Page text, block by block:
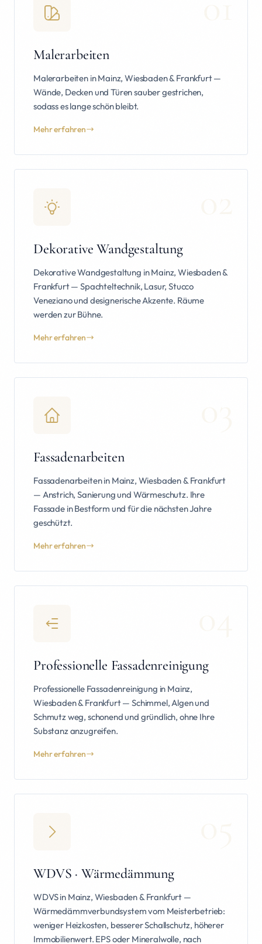
Malerarbeiten
Malerarbeiten in Mainz, Wiesbaden & Frankfurt —
Wände, Decken und Türen sauber gestrichen,
sodass es lange schön bleibt.
Mehr erfahren
Dekorative Wandgestaltung
Dekorative Wandgestaltung in Mainz, Wiesbaden &
Frankfurt — Spachteltechnik, Lasur, Stucco
Veneziano und designerische Akzente. Räume
werden zur Bühne.
Mehr erfahren
Fassadenarbeiten
Fassadenarbeiten in Mainz, Wiesbaden & Frankfurt
— Anstrich, Sanierung und Wärmeschutz. Ihre
Fassade in Bestform und für die nächsten Jahre
geschützt.
Mehr erfahren
Professionelle Fassadenreinigung
Professionelle Fassadenreinigung in Mainz,
Wiesbaden & Frankfurt — Schimmel, Algen und
Schmutz weg, schonend und gründlich, ohne Ihre
Substanz anzugreifen.
Mehr erfahren
WDVS · Wärmedämmung
WDVS in Mainz, Wiesbaden & Frankfurt —
Wärmedämmverbundsystem vom Meisterbetrieb:
weniger Heizkosten, besserer Schallschutz, höherer
Immobilienwert. EPS oder Mineralwolle, nach